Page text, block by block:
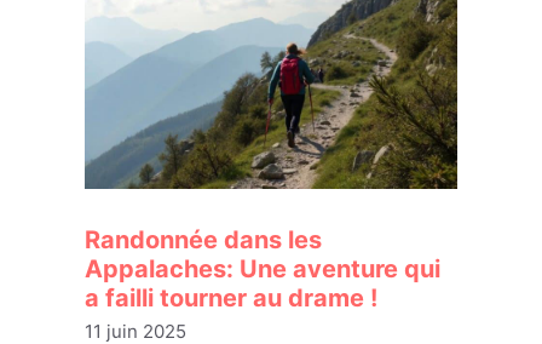
Randonnée dans les
Appalaches: Une aventure qui
a failli tourner au drame !
11 juin 2025